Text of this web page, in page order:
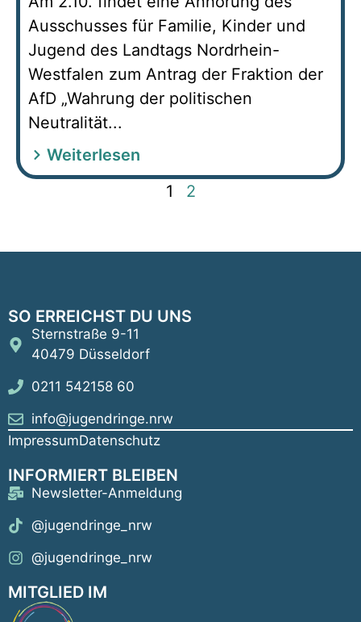
Ausschusses für Familie, Kinder und
Jugend des Landtags Nordrhein-
Westfalen zum Antrag der Fraktion der
AfD „Wahrung der politischen
Neutralität...
Weiterlesen
1
2
SO ERREICHST DU UNS
Sternstraße 9-11
40479 Düsseldorf
0211 542158 60
info@jugendringe.nrw
ImpressumDatenschutz
INFORMIERT BLEIBEN
Newsletter-Anmeldung
@jugendringe_nrw
@jugendringe_nrw
MITGLIED IM